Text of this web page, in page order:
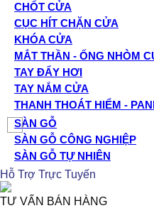
CHỐT CỬA
CỤC HÍT CHẶN CỬA
KHÓA CỬA
MẮT THẦN - ỐNG NHÒM
TAY ĐẨY HƠI
TAY NẮM CỬA
THANH THOÁT HIỂM -
SÀN GỖ
SÀN GỖ CÔNG NGHIỆP
SÀN GỖ TỰ NHIÊN
Hỗ Trợ Trực Tuyến
TƯ VẤN BÁN HÀNG